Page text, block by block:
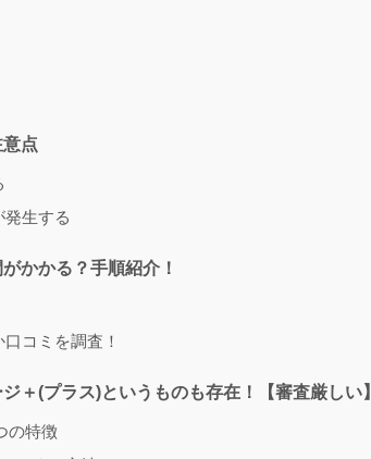
点
生する
かかる？手順紹介！
コミを調査！
＋(プラス)というものも存在！【審査厳しい】
の特徴